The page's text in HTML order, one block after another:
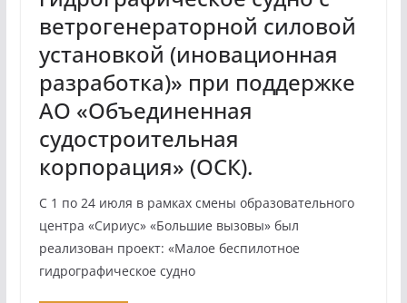
ветрогенераторной силовой
установкой (иновационная
разработка)» при поддержке
АО «Объединенная
судостроительная
корпорация» (ОСК).
С 1 по 24 июля в рамках смены образовательного
центра «Сириус» «Большие вызовы» был
реализован проект: «Малое беспилотное
гидрографическое судно